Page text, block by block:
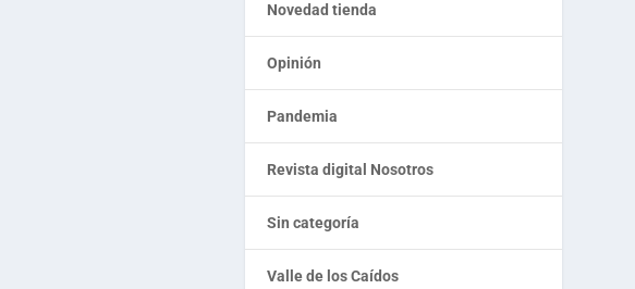
Novedad tienda
Opinión
Pandemia
Revista digital Nosotros
Sin categoría
Valle de los Caídos